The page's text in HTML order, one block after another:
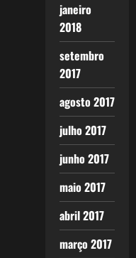
janeiro
2018
setembro
2017
agosto 2017
julho 2017
junho 2017
maio 2017
abril 2017
março 2017